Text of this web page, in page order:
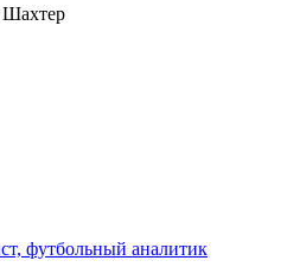
футбольный аналитик